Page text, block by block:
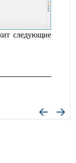
следующие